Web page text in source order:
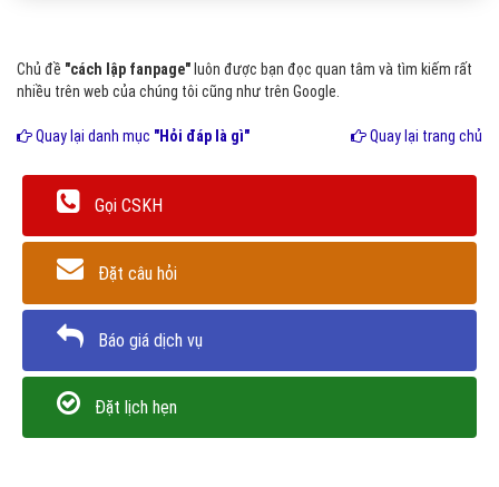
Chủ đề "cách lập fanpage" luôn được bạn đọc quan tâm và tìm kiếm rất
nhiều trên web của chúng tôi cũng như trên Google.
Quay lại danh mục "Hỏi đáp là gì" Quay lại trang chủ
Gọi CSKH
Đặt câu hỏi
Báo giá dịch vụ
Đặt lịch hẹn